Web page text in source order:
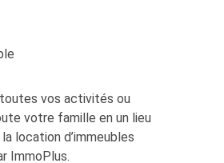
vos activités ou
votre famille en un lieu
location d’immeubles
ImmoPlus.